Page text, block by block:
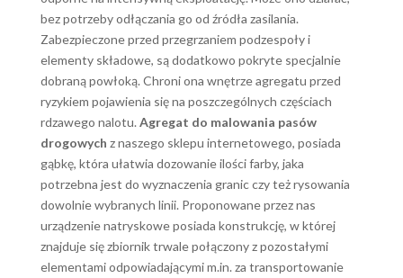
bez potrzeby odłączania go od źródła zasilania.
Zabezpieczone przed przegrzaniem podzespoły i
elementy składowe, są dodatkowo pokryte specjalnie
dobraną powłoką. Chroni ona wnętrze agregatu przed
ryzykiem pojawienia się na poszczególnych częściach
rdzawego nalotu. Agregat do malowania pasów
drogowych z naszego sklepu internetowego, posiada
gąbkę, która ułatwia dozowanie ilości farby, jaka
potrzebna jest do wyznaczenia granic czy też rysowania
dowolnie wybranych linii. Proponowane przez nas
urządzenie natryskowe posiada konstrukcję, w której
znajduje się zbiornik trwale połączony z pozostałymi
elementami odpowiadającymi m.in. za transportowanie